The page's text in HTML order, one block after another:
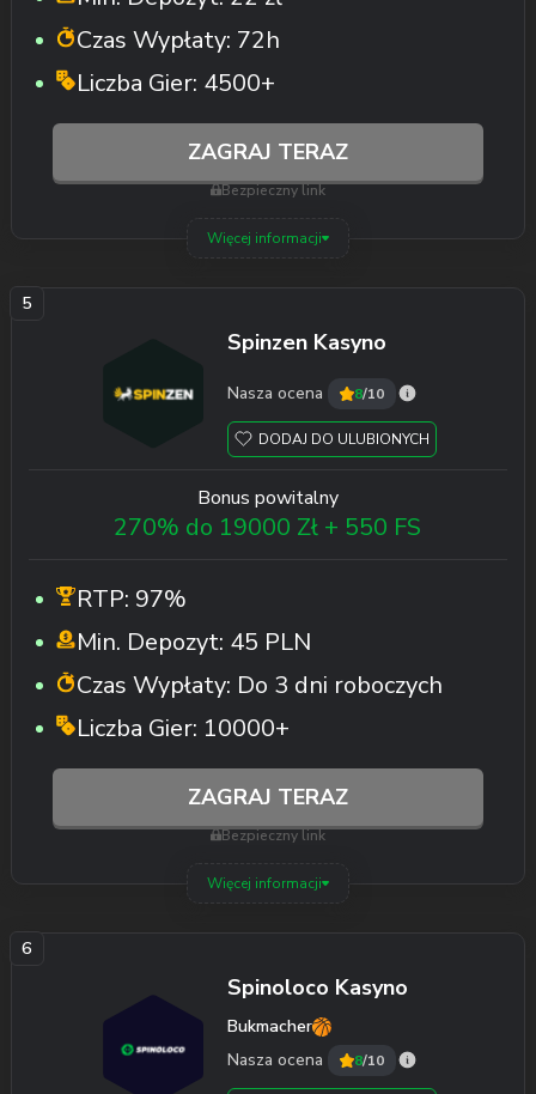
Czas Wypłaty: 72h
Liczba Gier: 4500+
ZAGRAJ TERAZ
Bezpieczny link
Więcej informacji
Spinzen Kasyno
Nasza ocena 8/10
DODAJ DO ULUBIONYCH
Bonus powitalny
270% do 19000 Zł + 550 FS
RTP: 97%
Min. Depozyt: 45 PLN
Czas Wypłaty: Do 3 dni roboczych
Liczba Gier: 10000+
ZAGRAJ TERAZ
Bezpieczny link
Więcej informacji
Spinoloco Kasyno
Bukmacher
Nasza ocena
8/10